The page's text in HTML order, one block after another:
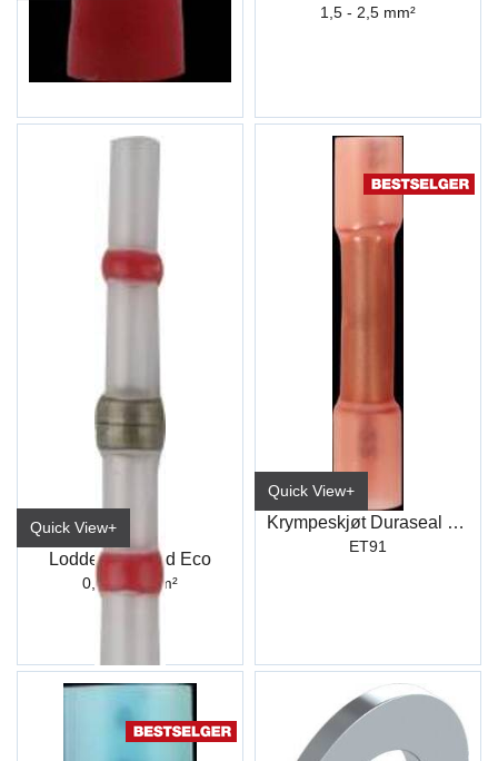
1,5 - 2,5 mm²
Quick View+
Loddeskjøt Rød Eco
0,5 - 1,0 mm²
Quick View+
Krympeskjøt Duraseal Rød (100)
ET91